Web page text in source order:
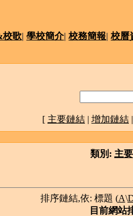
校歌| 學校簡介| 校務簡報| 校曆
[ 主要鏈結 | 增加鏈結
類別: 主
排序鏈結,依: 標題 (A\
目前網站